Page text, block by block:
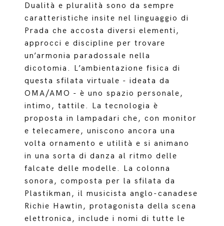
Dualità e pluralità sono da sempre
caratteristiche insite nel linguaggio di
Prada che accosta diversi elementi,
approcci e discipline per trovare
un’armonia paradossale nella
dicotomia. L’ambientazione fisica di
questa sfilata virtuale - ideata da
OMA/AMO - è uno spazio personale,
intimo, tattile. La tecnologia è
proposta in lampadari che, con monitor
e telecamere, uniscono ancora una
volta ornamento e utilità e si animano
in una sorta di danza al ritmo delle
falcate delle modelle. La colonna
sonora, composta per la sfilata da
Plastikman, il musicista anglo-canadese
Richie Hawtin, protagonista della scena
elettronica, include i nomi di tutte le